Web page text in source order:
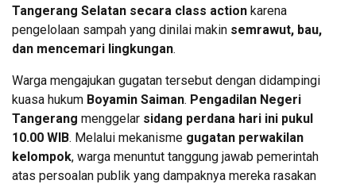
Tangerang Selatan secara class action karena
pengelolaan sampah yang dinilai makin semrawut, bau,
dan mencemari lingkungan.
Warga mengajukan gugatan tersebut dengan didampingi
kuasa hukum Boyamin Saiman. Pengadilan Negeri
Tangerang menggelar sidang perdana hari ini pukul
10.00 WIB. Melalui mekanisme gugatan perwakilan
kelompok, warga menuntut tanggung jawab pemerintah
atas persoalan publik yang dampaknya mereka rasakan